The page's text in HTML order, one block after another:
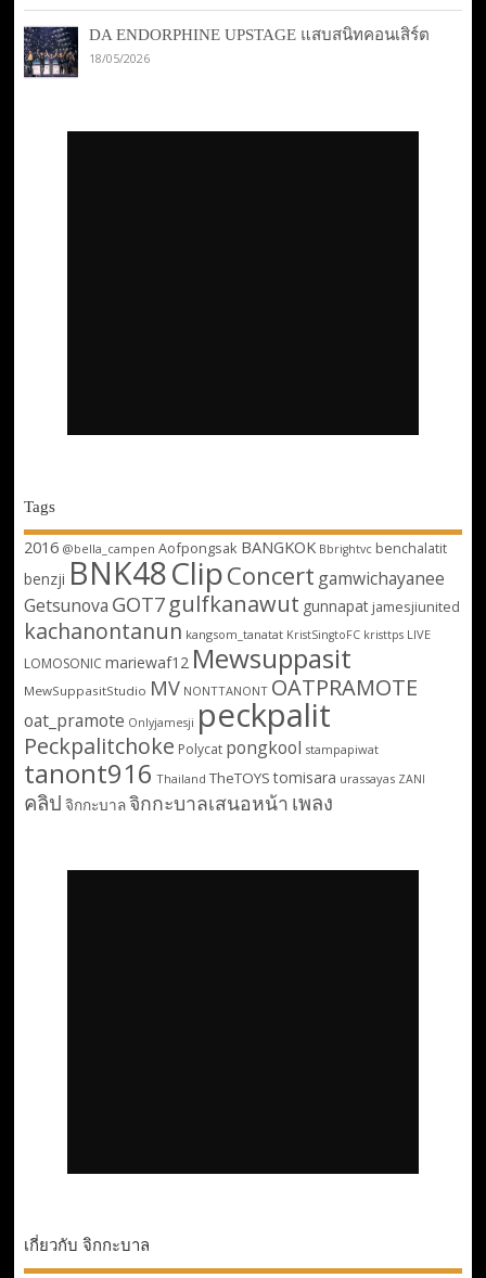
DA ENDORPHINE UPSTAGE แสบสนิทคอนเสิร์ต
18/05/2026
Tags
2016 @bella_campen Aofpongsak BANGKOK Bbrightvc benchalatit
benzji BNK48ClipConcert gamwichayanee
Getsunova GOT7 gulfkanawut gunnapat jamesjiunited
kachanontanun kangsom_tanatat KristSingtoFC kristtps LIVE
LOMOSONIC mariewaf12 Mewsuppasit
MewSuppasitStudio MV NONTTANONT OATPRAMOTE
oat_pramote Onlyjamesji peckpalit
Peckpalitchoke Polycat pongkool stampapiwat
tanont916 Thailand TheTOYS tomisara urassayas ZANI
คลิป จิกกะบาลจิกกะบาลเสนอหน้า เพลง
เกี่ยวกับ จิกกะบาล